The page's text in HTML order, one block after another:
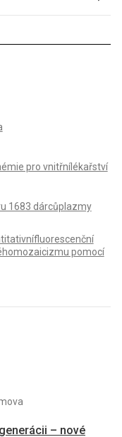
pro vnitřnílékařství
1683 dárcůplazmy
pomocí
– nové